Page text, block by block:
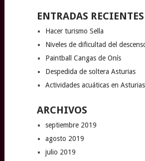
ENTRADAS RECIENTES
Hacer turismo Sella
Niveles de dificultad del
Paintball Cangas de Onís
Despedida de soltera Asturias
Actividades acuáticas en Asturias
ARCHIVOS
septiembre 2019
agosto 2019
julio 2019